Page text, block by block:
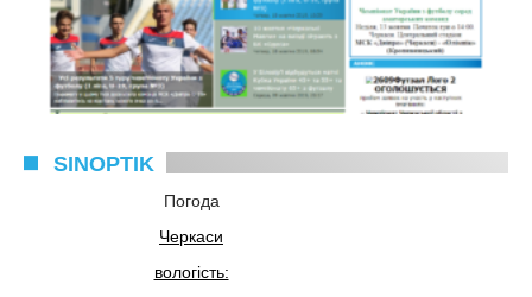
SINOPTIK
Погода
Черкаси
вологість: